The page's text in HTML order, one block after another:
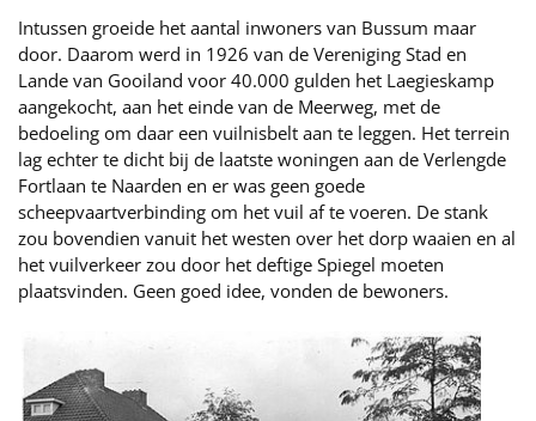
Intussen groeide het aantal inwoners van Bussum maar
door. Daarom werd in 1926 van de Vereniging Stad en
Lande van Gooiland voor 40.000 gulden het Laegieskamp
aangekocht, aan het einde van de Meerweg, met de
bedoeling om daar een vuilnisbelt aan te leggen. Het terrein
lag echter te dicht bij de laatste woningen aan de Verlengde
Fortlaan te Naarden en er was geen goede
scheepvaartverbinding om het vuil af te voeren. De stank
zou bovendien vanuit het westen over het dorp waaien en al
het vuilverkeer zou door het deftige Spiegel moeten
plaatsvinden. Geen goed idee, vonden de bewoners.